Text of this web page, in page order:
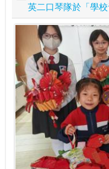
英二口琴隊於「學